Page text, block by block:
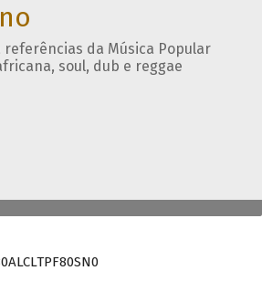
referências da Música Popular
soul, dub e reggae